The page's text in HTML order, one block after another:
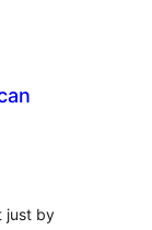
just by